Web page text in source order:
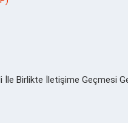
İle Birlikte İletişime Geçmesi